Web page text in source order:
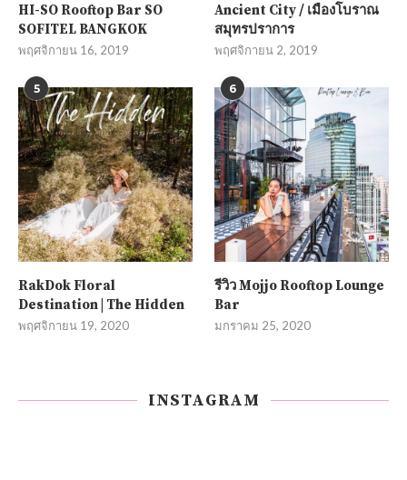
HI-SO Rooftop Bar SO
SOFITEL BANGKOK
พฤศจิกายน 16, 2019
Ancient City / เมืองโบราณ
สมุทรปราการ
พฤศจิกายน 2, 2019
5
RakDok Floral
Destination | The Hidden
พฤศจิกายน 19, 2020
6
รีวิว Mojjo Rooftop Lounge
Bar
มกราคม 25, 2020
INSTAGRAM